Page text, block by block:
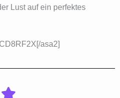
Lust auf ein perfektes
asa2]